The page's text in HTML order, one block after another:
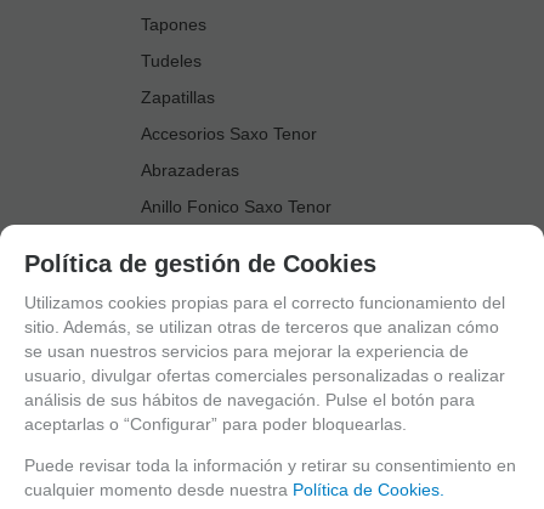
Tapones
Tudeles
Zapatillas
Accesorios Saxo Tenor
Abrazaderas
Anillo Fonico Saxo Tenor
Boquillas
Boquilleros
Cañas
Cortacañas
Deflector Saxo Tenor
Estuches Guardacañas
Política de gestión de Cookies
Utilizamos cookies propias para el correcto funcionamiento del
sitio. Además, se utilizan otras de terceros que analizan cómo
se usan nuestros servicios para mejorar la experiencia de
usuario, divulgar ofertas comerciales personalizadas o realizar
análisis de sus hábitos de navegación. Pulse el botón para
aceptarlas o “Configurar” para poder bloquearlas.
Puede revisar toda la información y retirar su consentimiento en
cualquier momento desde nuestra Política de Cookies.